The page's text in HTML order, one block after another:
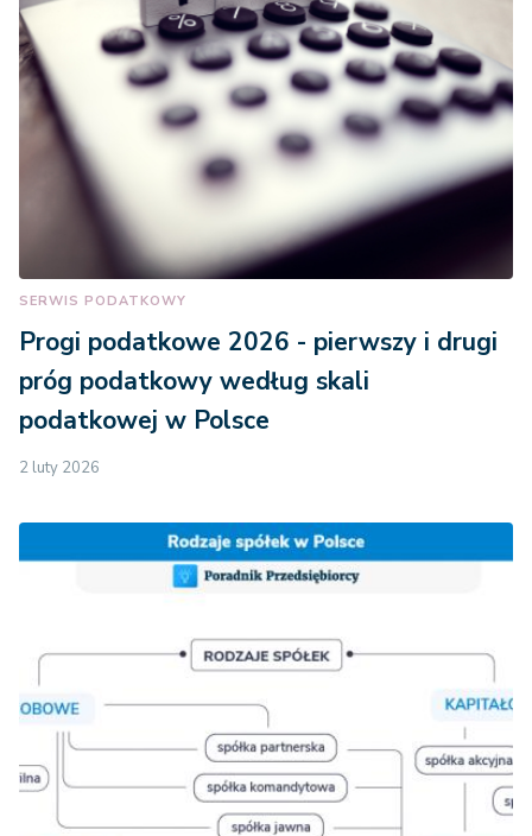
SERWIS PODATKOWY
Progi podatkowe 2026 - pierwszy i drugi
próg podatkowy według skali
podatkowej w Polsce
2 luty 2026